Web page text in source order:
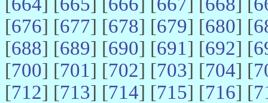
[676] [677] [678] [679] [680] [
[688] [689] [690] [691] [692] [
[700] [701] [702] [703] [704] [
[712] [713] [714] [715] [716] [